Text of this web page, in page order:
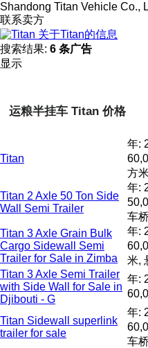
Shandong Titan Vehicle Co.,
联系卖方
关于Titan的信息
搜索结果: 6 条广告
显示
运粮半挂车 Titan 价格
Titan
年:
方
Titan 2 Axle 50 Ton Side
Wall Semi Trailer
年:
车
Titan 3 Axle Grain Bulk
Cargo Sidewall Semi
Trailer for Sale in Zimba
年:
米,
Titan 3 Axle Semi Trailer
with Side Wall for Sale in
Djibouti - G
年:
Titan Sidewall superlink
trailer for sale
年:
车